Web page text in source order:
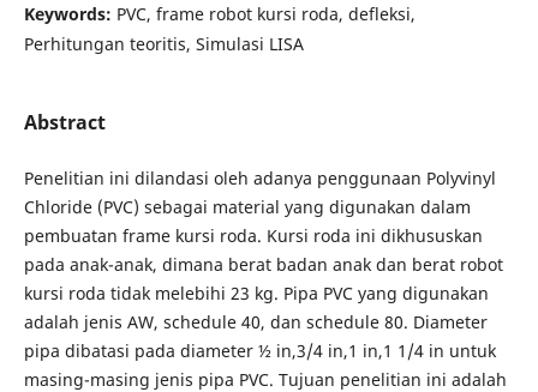
Keywords: PVC, frame robot kursi roda, defleksi,
Perhitungan teoritis, Simulasi LISA
Abstract
Penelitian ini dilandasi oleh adanya penggunaan Polyvinyl
Chloride (PVC) sebagai material yang digunakan dalam
pembuatan frame kursi roda. Kursi roda ini dikhususkan
pada anak-anak, dimana berat badan anak dan berat robot
kursi roda tidak melebihi 23 kg. Pipa PVC yang digunakan
adalah jenis AW, schedule 40, dan schedule 80. Diameter
pipa dibatasi pada diameter ½ in,3/4 in,1 in,1 1/4 in untuk
masing-masing jenis pipa PVC. Tujuan penelitian ini adalah